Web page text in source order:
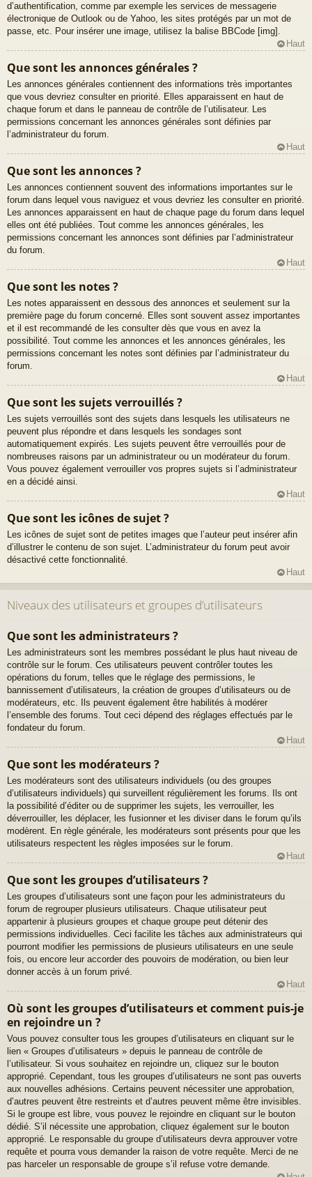
d’authentification, comme par exemple les services de messagerie
électronique de Outlook ou de Yahoo, les sites protégés par un mot de
passe, etc. Pour insérer une image, utilisez la balise BBCode [img].
Haut
Que sont les annonces générales ?
Les annonces générales contiennent des informations très importantes
que vous devriez consulter en priorité. Elles apparaissent en haut de
chaque forum et dans le panneau de contrôle de l’utilisateur. Les
permissions concernant les annonces générales sont définies par
l’administrateur du forum.
Haut
Que sont les annonces ?
Les annonces contiennent souvent des informations importantes sur le
forum dans lequel vous naviguez et vous devriez les consulter en priorité.
Les annonces apparaissent en haut de chaque page du forum dans lequel
elles ont été publiées. Tout comme les annonces générales, les
permissions concernant les annonces sont définies par l’administrateur
du forum.
Haut
Que sont les notes ?
Les notes apparaissent en dessous des annonces et seulement sur la
première page du forum concerné. Elles sont souvent assez importantes
et il est recommandé de les consulter dès que vous en avez la
possibilité. Tout comme les annonces et les annonces générales, les
permissions concernant les notes sont définies par l’administrateur du
forum.
Haut
Que sont les sujets verrouillés ?
Les sujets verrouillés sont des sujets dans lesquels les utilisateurs ne
peuvent plus répondre et dans lesquels les sondages sont
automatiquement expirés. Les sujets peuvent être verrouillés pour de
nombreuses raisons par un administrateur ou un modérateur du forum.
Vous pouvez également verrouiller vos propres sujets si l’administrateur
en a décidé ainsi.
Haut
Que sont les icônes de sujet ?
Les icônes de sujet sont de petites images que l’auteur peut insérer afin
d’illustrer le contenu de son sujet. L’administrateur du forum peut avoir
désactivé cette fonctionnalité.
Haut
Niveaux des utilisateurs et groupes d’utilisateurs
Que sont les administrateurs ?
Les administrateurs sont les membres possédant le plus haut niveau de
contrôle sur le forum. Ces utilisateurs peuvent contrôler toutes les
opérations du forum, telles que le réglage des permissions, le
bannissement d’utilisateurs, la création de groupes d’utilisateurs ou de
modérateurs, etc. Ils peuvent également être habilités à modérer
l’ensemble des forums. Tout ceci dépend des réglages effectués par le
fondateur du forum.
Haut
Que sont les modérateurs ?
Les modérateurs sont des utilisateurs individuels (ou des groupes
d’utilisateurs individuels) qui surveillent régulièrement les forums. Ils ont
la possibilité d’éditer ou de supprimer les sujets, les verrouiller, les
déverrouiller, les déplacer, les fusionner et les diviser dans le forum qu’ils
modèrent. En règle générale, les modérateurs sont présents pour que les
utilisateurs respectent les règles imposées sur le forum.
Haut
Que sont les groupes d’utilisateurs ?
Les groupes d’utilisateurs sont une façon pour les administrateurs du
forum de regrouper plusieurs utilisateurs. Chaque utilisateur peut
appartenir à plusieurs groupes et chaque groupe peut détenir des
permissions individuelles. Ceci facilite les tâches aux administrateurs qui
pourront modifier les permissions de plusieurs utilisateurs en une seule
fois, ou encore leur accorder des pouvoirs de modération, ou bien leur
donner accès à un forum privé.
Haut
Où sont les groupes d’utilisateurs et comment puis-je
en rejoindre un ?
Vous pouvez consulter tous les groupes d’utilisateurs en cliquant sur le
lien « Groupes d’utilisateurs » depuis le panneau de contrôle de
l’utilisateur. Si vous souhaitez en rejoindre un, cliquez sur le bouton
approprié. Cependant, tous les groupes d’utilisateurs ne sont pas ouverts
aux nouvelles adhésions. Certains peuvent nécessiter une approbation,
d’autres peuvent être restreints et d’autres peuvent même être invisibles.
Si le groupe est libre, vous pouvez le rejoindre en cliquant sur le bouton
dédié. S’il nécessite une approbation, cliquez également sur le bouton
approprié. Le responsable du groupe d’utilisateurs devra approuver votre
requête et pourra vous demander la raison de votre requête. Merci de ne
pas harceler un responsable de groupe s’il refuse votre demande.